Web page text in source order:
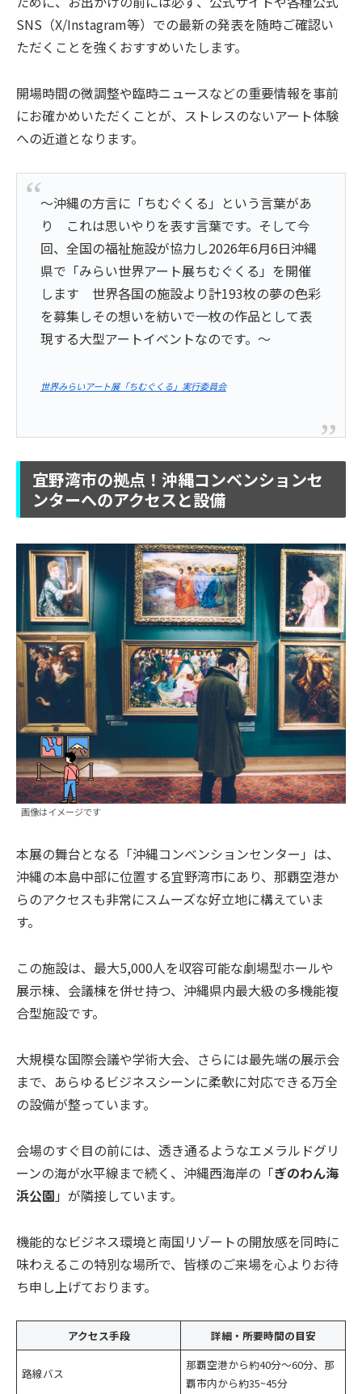
SNS（X/Instagram等）での最新の発表を随時ご確認い
ただくことを強くおすすめいたします。
開場時間の微調整や臨時ニュースなどの重要情報を事前
にお確かめいただくことが、ストレスのないアート体験
への近道となります。
～沖縄の方言に「ちむぐくる」という言葉があ
り これは思いやりを表す言葉です。そして今
回、全国の福祉施設が協力し2026年6月6日沖縄
県で「みらい世界アート展ちむぐくる」を開催
します 世界各国の施設より計193枚の夢の色彩
を募集しその想いを紡いで一枚の作品として表
現する大型アートイベントなのです。～
世界みらいアート展「ちむぐくる」実行委員会
宜野湾市の拠点！沖縄コンベンションセ
ンターへのアクセスと設備
画像はイメージです
本展の舞台となる「沖縄コンベンションセンター」は、
沖縄の本島中部に位置する宜野湾市にあり、那覇空港か
らのアクセスも非常にスムーズな好立地に構えていま
す。
この施設は、最大5,000人を収容可能な劇場型ホールや
展示棟、会議棟を併せ持つ、沖縄県内最大級の多機能複
合型施設です。
大規模な国際会議や学術大会、さらには最先端の展示会
まで、あらゆるビジネスシーンに柔軟に対応できる万全
の設備が整っています。
会場のすぐ目の前には、透き通るようなエメラルドグリ
ーンの海が水平線まで続く、沖縄西海岸の「ぎのわん海
浜公園 」が隣接しています。
機能的なビジネス環境と南国リゾートの開放感を同時に
味わえるこの特別な場所で、皆様のご来場を心よりお待
ち申し上げております。
アクセス手段 詳細・所要時間の目安
路線バス
那覇空港から約40分〜60分、那
覇市内から約35~45分